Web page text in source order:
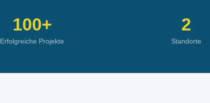
100+
Erfolgreiche Projekte
2
Standorte